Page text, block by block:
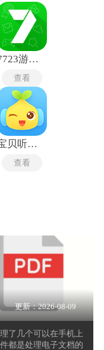
7723游戏盒老版本
查看
宝贝听听旧版本
查看
更新：2026-08-09
了几个可以在手机上
都是处理电子文档的